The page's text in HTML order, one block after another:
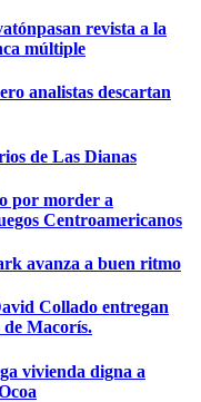
revista a la
múltiple
analistas descartan
de Las Dianas
por morder a
Centroamericanos
avanza a buen ritmo
Collado entregan
Macorís.
vivienda digna a